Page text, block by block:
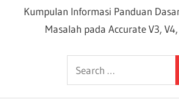
Kumpulan Informasi Panduan
Masalah pada Accurate V3,
Search
for: